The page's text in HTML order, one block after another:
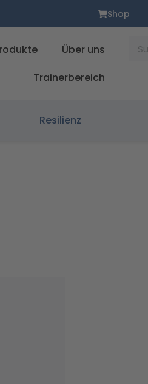
Shop
Über uns
Trainerbereich
Resilienz